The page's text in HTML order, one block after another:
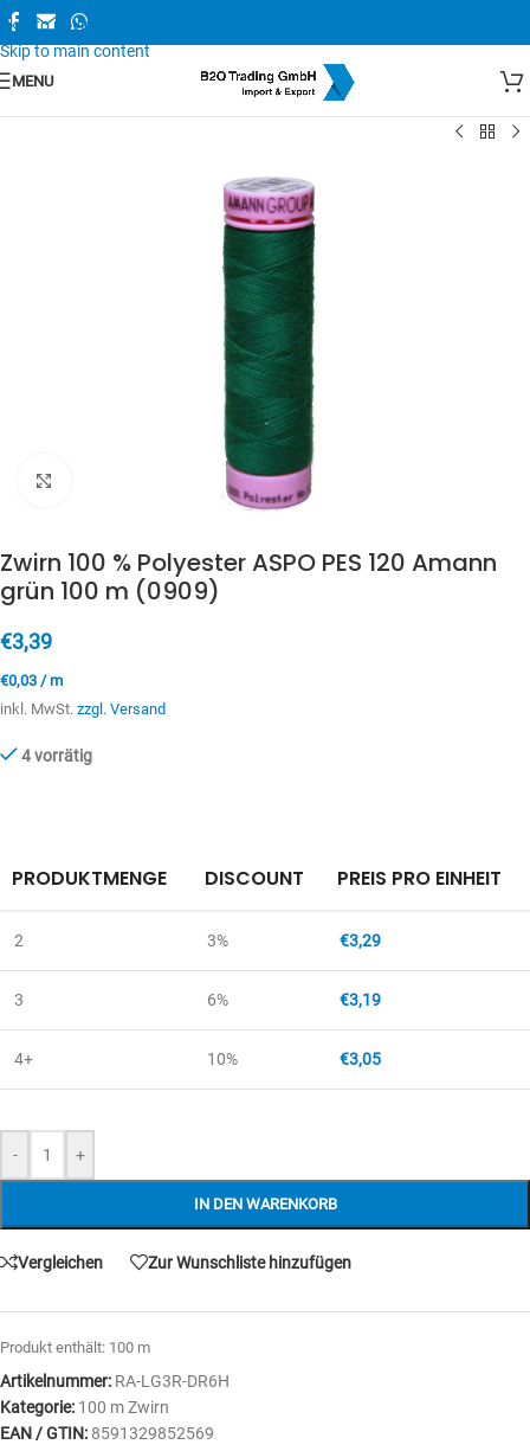
Skip to navigation
Skip to main content
MENU
Zum Vergrößern anklicken
Zwirn 100 % Polyester ASPO PES 120 Amann
grün 100 m (0909)
€3,39
€0,03 /m
inkl. MwSt. zzgl. Versand
4 vorrätig
- +
IN DEN WARENKORB
PRODUKTMENGE DISCOUNT PREIS PRO EINHEIT
2 3% €3,29
3 6% €3,19
4+ 10% €3,05
Vergleichen Zur Wunschliste hinzufügen
Produkt enthält: 100 m
Artikelnummer: RA-LG3R-DR6H
Kategorie: 100 m Zwirn
EAN / GTIN: 8591329852569